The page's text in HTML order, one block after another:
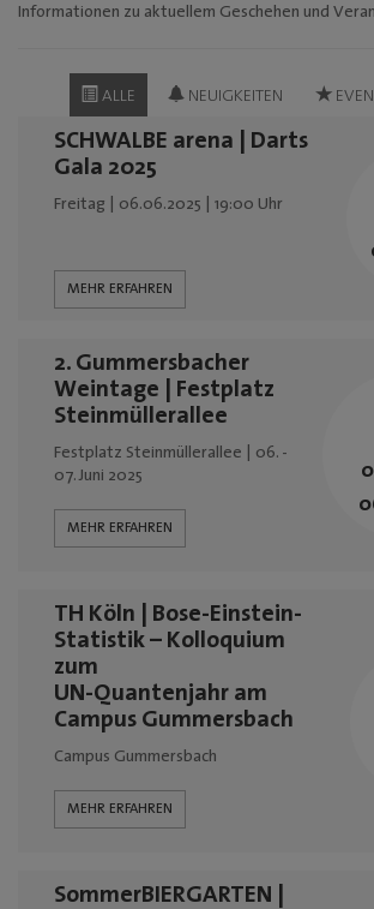
BUSINESS & PARTNER
Unternehmen
Mitgliedschaften
Informationen zu aktuellem Geschehen und
ALLE NEUIGKEITEN
SCHWALBE arena | Darts
Gala 2025
Freitag | 06.06.2025 | 19:00 Uhr
MEHR ERFAHREN
2. Gummersbacher
Weintage | Festplatz
Steinmüllerallee
Festplatz Steinmüllerallee | 06. -
07. Juni 2025
MEHR ERFAHREN
TH Köln | Bose-Einstein-
Statistik – Kolloquium
zum
UN-Quantenjahr am
Campus Gummersbach
Campus Gummersbach
MEHR ERFAHREN
SommerBIERGARTEN |